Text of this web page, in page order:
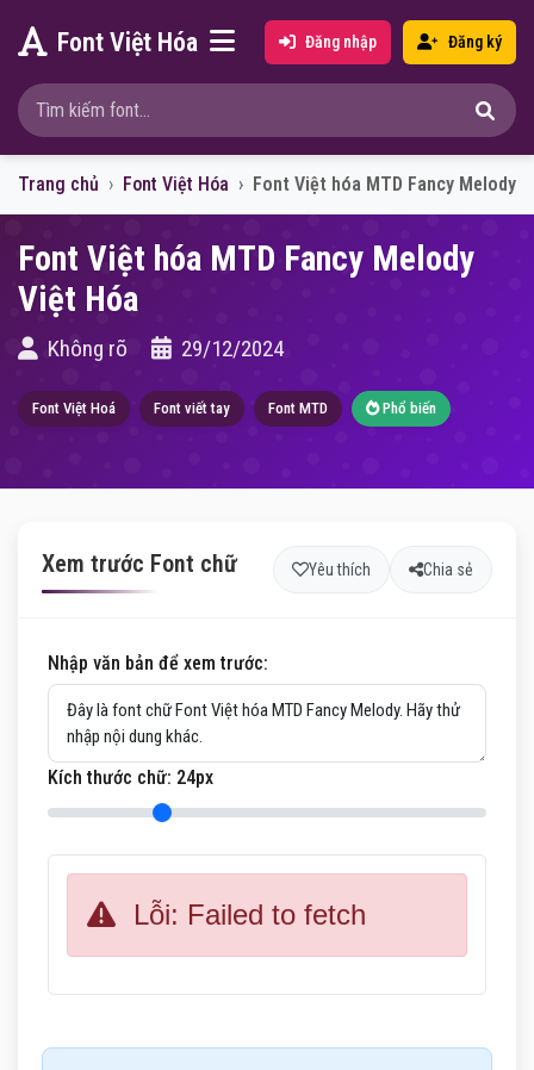
Font Việt Hóa Đăng nhập Đăng ký
Trang chủ Font Việt Hóa Font Việt hóa MTD Fancy Melody
Font Việt hóa MTD Fancy Melody
Việt Hóa
Không rõ 29/12/2024
Font Việt Hoá Font viết tay Font MTD Phổ biến
Xem trước Font chữ Yêu thích Chia sẻ
Nhập văn bản để xem trước:
Kích thước chữ: 24px
Lỗi: Failed to fetch